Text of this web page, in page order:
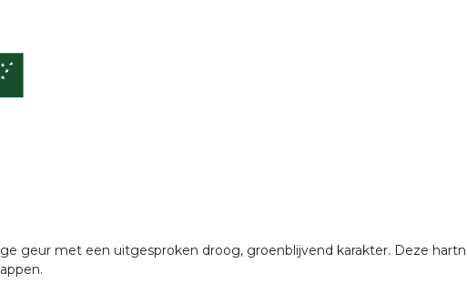
geur met een uitgesproken droog, groenblijvend karakter. Deze